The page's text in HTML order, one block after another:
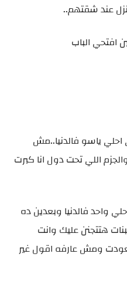
عند شقتهم..
افتحي الباب
ياسو فالدنيا..مش
اللي تحت دول انا كبرت
واحد فالدنيا وبعدين ده
هتتجنن عليك وانت
ومش عارفه اقول غير